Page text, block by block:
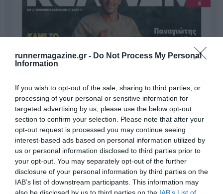
runnermagazine.gr - Do Not Process My Personal
Information
If you wish to opt-out of the sale, sharing to third parties, or
processing of your personal or sensitive information for
targeted advertising by us, please use the below opt-out
section to confirm your selection. Please note that after your
opt-out request is processed you may continue seeing
interest-based ads based on personal information utilized by
us or personal information disclosed to third parties prior to
your opt-out. You may separately opt-out of the further
disclosure of your personal information by third parties on the
IAB’s list of downstream participants. This information may